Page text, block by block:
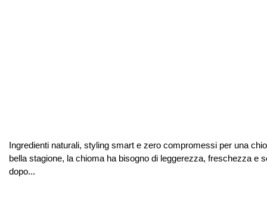
Ingredienti naturali, styling smart e zero compromessi per una
bella stagione, la chioma ha bisogno di leggerezza, freschezza e
dopo...